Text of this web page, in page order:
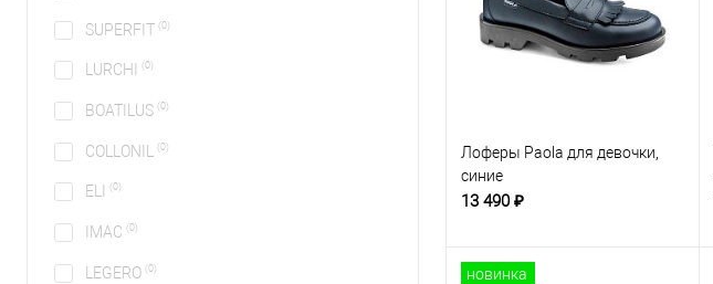
SUPERFIT (0)
LURCHI (0)
BOATILUS (0)
COLLONIL (0)
ELI (0)
IMAC (0)
LEGERO (0)
Лоферы Paola для девочки,
синие
13 490 ₽
новинка